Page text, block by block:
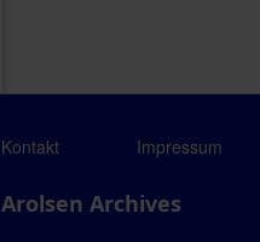
Kontakt Impressum
Arolsen Archives